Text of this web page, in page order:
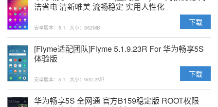
洁省电 清新唯美 流畅稳定 实用人性化
安卓版本：5.1 大小：862MB
下载
[Flyme适配团队]Flyme 5.1.9.23R For 华为畅享5S
体验版
安卓版本：5.1 大小：900.2MB
下载
华为畅享5S 全网通 官方B159稳定版 ROOT权限